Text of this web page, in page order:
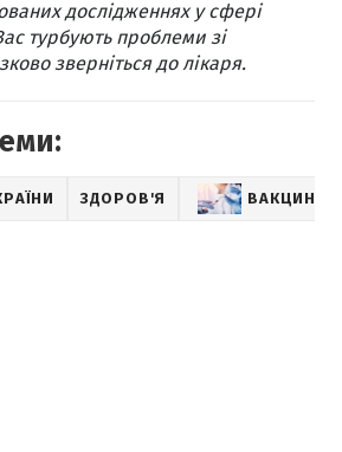
дослідженнях у сфері
турбують проблеми зі
зверніться до лікаря.
ЗДОРОВ'Я